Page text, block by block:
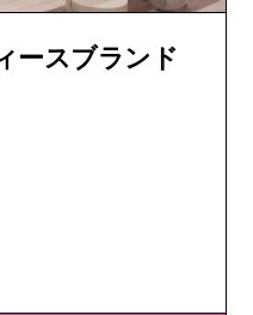
ースブランド